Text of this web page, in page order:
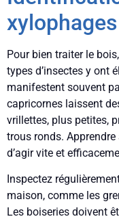
xylophages
Pour bien traiter le
types d’insectes y ont
manifestent souvent
capricornes laissent
vrillettes, plus petites,
trous ronds.
d’agir vite et
Inspectez
maison, comme les
Les boiseries doivent